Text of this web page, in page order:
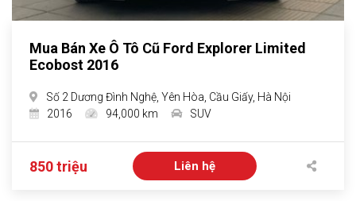
Mua Bán Xe Ô Tô Cũ Ford Explorer Limited
Ecobost 2016
Số 2 Dương Đình Nghệ, Yên Hòa, Cầu Giấy, Hà Nội
2016
94,000 km SUV
850 triệu Liên hệ